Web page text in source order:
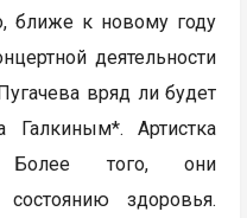
ближе к новому году
деятельности
вряд ли будет
Галкиным*. Артистка
Более того, они
здоровья.